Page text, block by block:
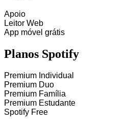
Apoio
Leitor Web
App móvel grátis
Planos Spotify
Premium Individual
Premium Duo
Premium Família
Premium Estudante
Spotify Free